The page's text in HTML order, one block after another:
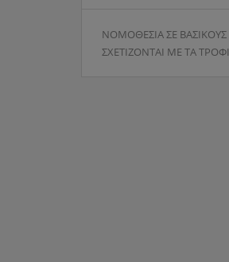
ΝΟΜΟΘΕΣΙΑ ΣΕ
ΣΧΕΤΙΖΟΝΤΑΙ ΜΕ ΤΑ